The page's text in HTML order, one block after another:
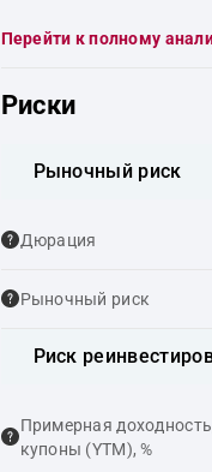
Перейти к полному
Риски
Рыночный риск
Дюрация
Рыночный риск
Риск
Примерная
купоны (YTM), %